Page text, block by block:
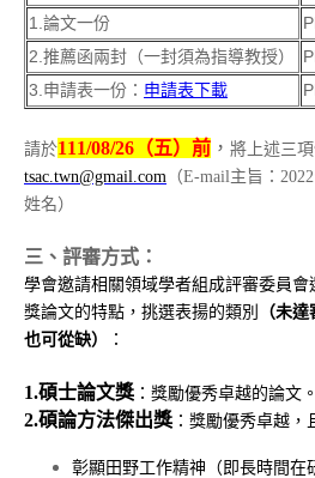
1. 論文一份
2. 推薦函兩封（一封須為指導教授）
3.申請表一份： 申請表下載
請於111/08/26 （五）前 ， 將上述三
tsac.twn@gmail.com （E-mail主旨： 2022
姓名）
三、評審方式：
學會邀請相關領域學者組成評審委員
獎論文的特點，挑選表揚的類別
（未
也可從缺）
：
1.碩士論文獎 ：獎勵優秀卓越的論文。
2.碩論方法傑出獎 ：獎勵優秀卓越，
彰顯田野工作精神（即長時間在